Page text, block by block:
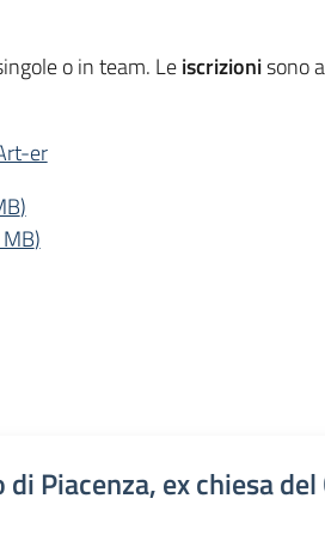
o in team. Leiscrizionisono
er
)
)
Piacenza, ex chiesa